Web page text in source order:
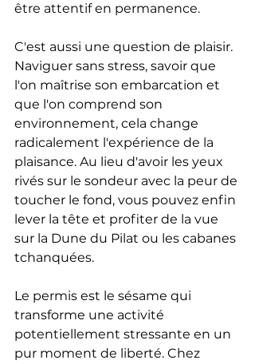
être attentif en permanence.
C'est aussi une question de plaisir.
Naviguer sans stress, savoir que
l'on maîtrise son embarcation et
que l'on comprend son
environnement, cela change
radicalement l'expérience de la
plaisance. Au lieu d'avoir les yeux
rivés sur le sondeur avec la peur de
toucher le fond, vous pouvez enfin
lever la tête et profiter de la vue
sur la Dune du Pilat ou les cabanes
tchanquées.
Le permis est le sésame qui
transforme une activité
potentiellement stressante en un
pur moment de liberté. Chez